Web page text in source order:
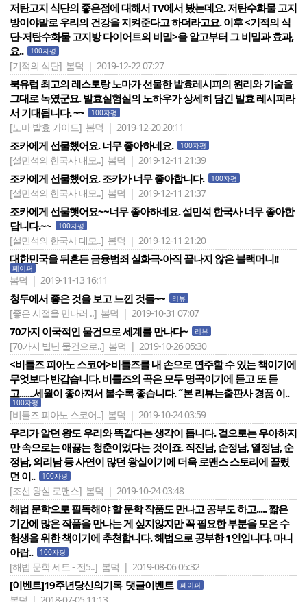
저탄고지 식단의 좋은점에 대해서 TV에서 봤는데요. 저탄수화물 고지
방이야말로 우리의 건강을 지켜준다고 하더라고요. 이후 <기적의 식
단-저탄수화물 고지방 다이어트의 비밀>을 알고부터 그 비밀과 효과,
요..
100자평
[기적의 식단] 봄덕 | 2019-12-22 07:27
북유럽 최고의 레스토랑 노마가 선물한 발효레시피의 원리와 기술을
그대로 녹였군요. 발효실험실의 노하우가 상세히 담긴 발효 레시피라
서 기대됩니다. ~~
100자평
[노마 발효 가이드] 봄덕 | 2019-12-20 20:11
조카에게 선물했어요. 너무 좋아하네요. 100자평
[설민석의 한국사 대모..] 봄덕 | 2019-12-11 21:39
조카에게 선물했어요. 조카가 너무 좋아합니다. 100자평
[설민석의 한국사 대모..] 봄덕 | 2019-12-11 21:37
조카에게 선물햇어요~~너무 좋아하네요. 설민석 한국사 너무 좋아한
답니다.~~
100자평
[설민석의 한국사 대모..] 봄덕 | 2019-12-11 21:20
대한민국을 뒤흔든 금융범죄 실화극-아직 끝나지 않은 블랙머니!!
페이퍼
봄덕 | 2019-11-13 16:11
청두에서 좋은 것을 보고 느낀 것들~~ 리뷰
[좋은 시절을 만나러 ..] 봄덕 | 2019-10-31 07:07
70가지 이국적인 물건으로 세계를 만나다~ 리뷰
[70가지 별난 물건으로..] 봄덕 | 2019-10-26 05:30
<비틀즈 피아노 스코어>비틀즈를 내 손으로 연주할 수 있는 책이기에
무엇보다 반갑습니다. 비틀즈의 곡은 모두 명곡이기에 듣고 또 듣
고.......세월이 좋아져서 볼수록 좋습니다. ˝본 리뷰는출판사 경품 이..
100자평
[비틀즈 피아노 스코어..] 봄덕 | 2019-10-24 03:59
우리가 알던 왕도 우리와 똑같다는 생각이 듭니다. 겉으로는 우아하지
만 속으로는 애끓는 청춘이었다는 것이죠. 직진남, 순정남, 열정남, 순
정남, 의리남 등 사연이 많던 왕실이기에 더욱 로맨스 스토리에 끌렸
던 이..
100자평
[조선 왕실 로맨스] 봄덕 | 2019-10-24 03:48
해법 문학으로 필독해야 할 문학 작품도 만나고 공부도 하고..... 짧은
기간에 많은 작품을 만나는 게 싶지않지만 꼭 필요한 부분을 모은 수
험생을 위한 책이기에 추천합니다. 해법으로 공부한 1인입니다. 마니
아랍..
100자평
[해법 문학 세트 - 전5..] 봄덕 | 2019-08-06 05:32
[이벤트]19주년당신의기록_댓글이벤트 페이퍼